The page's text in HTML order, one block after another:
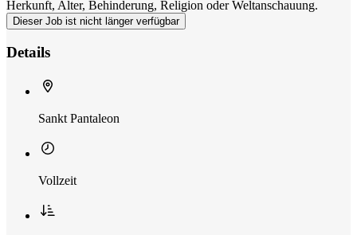
Herkunft, Alter, Behinderung, Religion oder Weltanschauung.
Dieser Job ist nicht länger verfügbar
Details
Sankt Pantaleon
Vollzeit